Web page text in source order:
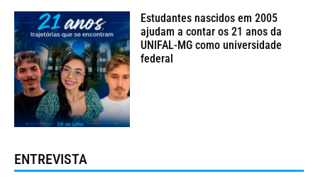
Estudantes nascidos em 2005
ajudam a contar os 21 anos da
UNIFAL-MG como universidade
federal
ENTREVISTA